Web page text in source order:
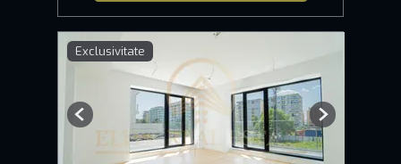
Exclusivitate
Previous Next